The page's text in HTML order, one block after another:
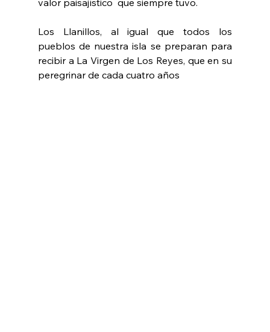
Los Llanillos, al igual que todos los
pueblos de nuestra isla se preparan para
recibir a La Virgen de Los Reyes, que en su
peregrinar de cada cuatro años